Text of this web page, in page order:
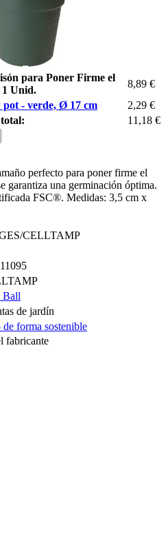
para Poner Firme el
1 Unid.
8,89 €
pot - verde, Ø 17 cm
2,29 €
11,18 €
perfecto para poner firme el
garantiza una germinación óptima.
FSC®. Medidas: 3,5 cm x
CELLTAMP
Ball
de jardín
forma sostenible
fabricante